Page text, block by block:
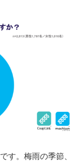
す。梅雨の季節、